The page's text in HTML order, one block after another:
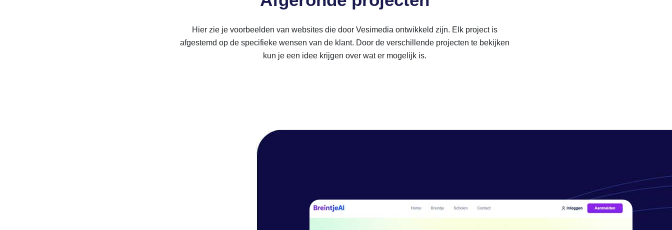
Hier zie je voorbeelden van websites die door Vesimedia ontwikkeld zijn. Elk project is
afgestemd op de specifieke wensen van de klant. Door de verschillende projecten te bekijken
kun je een idee krijgen over wat er mogelijk is.